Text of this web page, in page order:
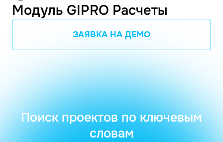
Модуль GIPRO Расчеты
ЗАЯВКА НА ДЕМО
Поиск проектов по ключевым
словам